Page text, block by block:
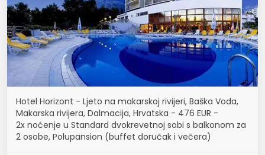
Hotel Horizont - Ljeto na makarskoj rivijeri, Baška Voda,
Makarska rivijera, Dalmacija, Hrvatska - 476 EUR -
2x noćenje u Standard dvokrevetnoj sobi s balkonom za
2 osobe, Polupansion (buffet doručak i večera)